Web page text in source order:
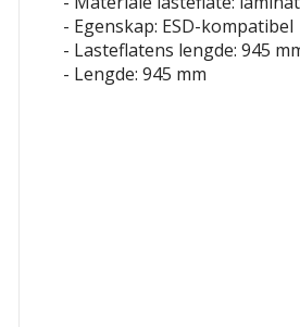
- Egenskap: ESD-kompatibel
- Lasteflatens lengde: 945
- Lengde: 945 mm